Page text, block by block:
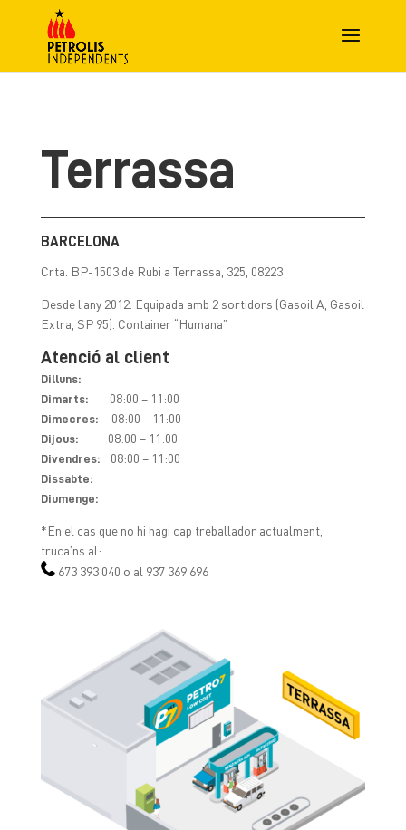
Terrassa
BARCELONA
Crta. BP-1503 de Rubi a Terrassa, 325, 08223
Desde l’any 2012. Equipada amb 2 sortidors (Gasoil A, Gasoil
Extra, SP 95). Container “Humana”
Atenció al client
Dilluns:
Dimarts: 08:00 – 11:00
Dimecres: 08:00 – 11:00
Dijous: 08:00 – 11:00
Divendres: 08:00 – 11:00
Dissabte:
Diumenge:
*En el cas que no hi hagi cap treballador actualment,
truca’ns al:
673 393 040 o al 937 369 696